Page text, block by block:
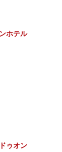
ホテル
ゥオン